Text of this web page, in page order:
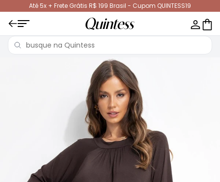
Até 5x + Frete Grátis R$ 199 Brasil - Cupom QUINTESS19